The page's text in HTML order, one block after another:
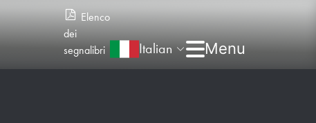
Elenco
dei
segnalibri
Italian